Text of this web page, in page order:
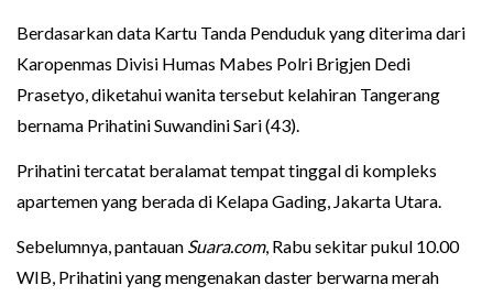
Berdasarkan data Kartu Tanda Penduduk yang diterima dari
Karopenmas Divisi Humas Mabes Polri Brigjen Dedi
Prasetyo, diketahui wanita tersebut kelahiran Tangerang
bernama Prihatini Suwandini Sari (43).
Prihatini tercatat beralamat tempat tinggal di kompleks
apartemen yang berada di Kelapa Gading, Jakarta Utara.
Sebelumnya, pantauan Suara.com, Rabu sekitar pukul 10.00
WIB, Prihatini yang mengenakan daster berwarna merah